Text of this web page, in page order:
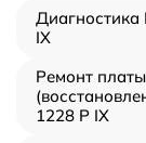
Диагностика
IX
Ремонт
1228 P IX